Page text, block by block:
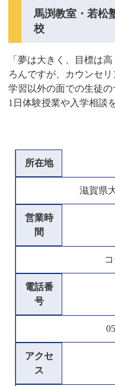
馬渕教室・若松
校
「夢は大きく、目標は
ろんですが、カウンセ
学習以外の面での生徒の
1日体験授業や入学相談
所在地
滋賀県
営業時
間
電話番
号
アクセ
ス